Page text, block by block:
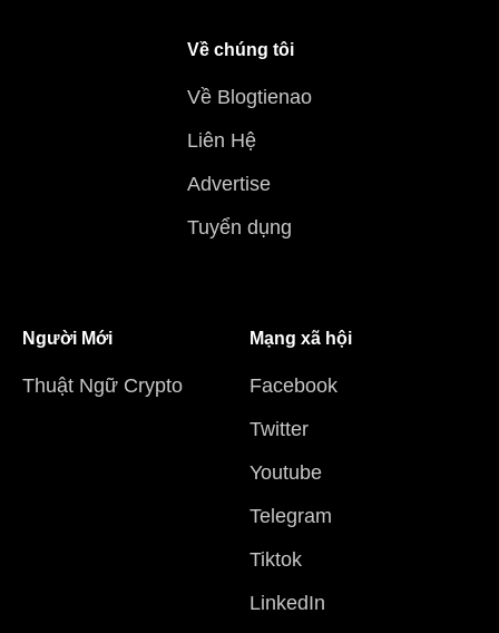
Về chúng tôi
Về Blogtienao
Liên Hệ
Advertise
Tuyển dụng
Người Mới
Thuật Ngữ Crypto
Mạng xã hội
Facebook
Twitter
Youtube
Telegram
Tiktok
LinkedIn